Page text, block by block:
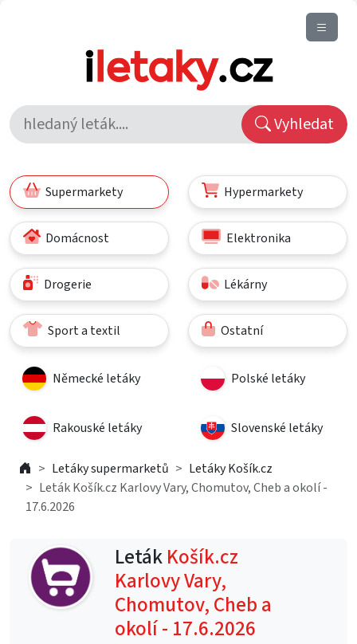
Vyhledat
Supermarkety Hypermarkety
Domácnost Elektronika
Drogerie Lékárny
Sport a textil Ostatní
Německé letáky Polské letáky
Rakouské letáky Slovenské letáky
Letáky supermarketů
Letáky Košík.cz
Leták Košík.cz Karlovy Vary, Chomutov, Cheb a okolí -
17.6.2026
LetákKošík.cz
Karlovy Vary,
Chomutov, Cheb a
okolí - 17.6.2026